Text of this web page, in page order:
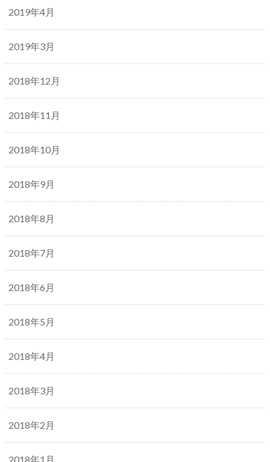
2019年4月
2019年3月
2018年12月
2018年11月
2018年10月
2018年9月
2018年8月
2018年7月
2018年6月
2018年5月
2018年4月
2018年3月
2018年2月
2018年1月